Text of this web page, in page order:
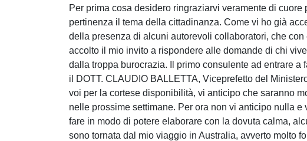
Per prima cosa desidero ringraziarvi veramente di cuore
pertinenza il tema della cittadinanza. Come vi ho già
della presenza di alcuni autorevoli collaboratori, che
accolto il mio invito a rispondere alle domande di chi
dalla troppa burocrazia. Il primo consulente ad entrare a
il DOTT. CLAUDIO BALLETTA, Viceprefetto del
voi per la cortese disponibilità, vi anticipo che saranno
nelle prossime settimane. Per ora non vi anticipo nulla e
fare in modo di potere elaborare con la dovuta calma,
sono tornata dal mio viaggio in Australia, avverto molto